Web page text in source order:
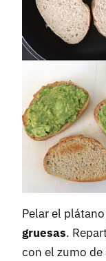
Pelar el
gruesas.
con el zumo